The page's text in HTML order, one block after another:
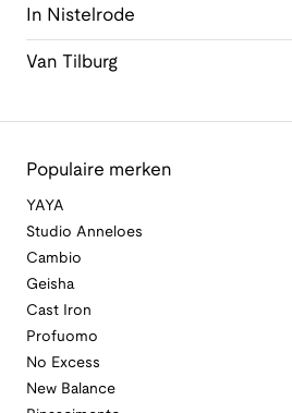
In Nistelrode
Van Tilburg
Populaire merken
YAYA
Studio Anneloes
Cambio
Geisha
Cast Iron
Profuomo
No Excess
New Balance